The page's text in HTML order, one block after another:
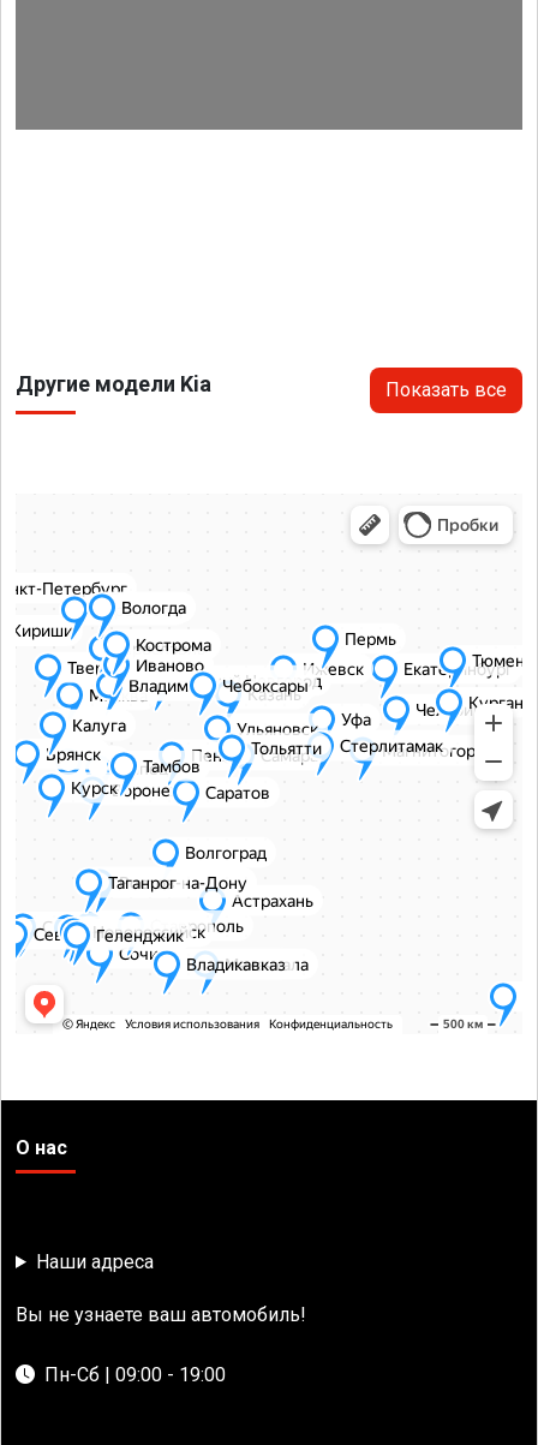
Другие модели Kia Показать все
О нас
Наши адреса
Вы не узнаете ваш автомобиль!
Пн-Сб | 09:00 - 19:00